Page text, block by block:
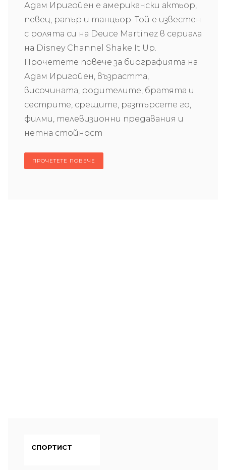
Адам Иригойен е американски актьор,
певец, рапър и танцьор. Той е известен
с ролята си на Deuce Martinez в сериала
на Disney Channel Shake It Up.
Прочетете повече за биографията на
Адам Иригойен, възрастта,
височината, родителите, братята и
сестрите, срещите, разтърсете го,
филми, телевизионни предавания и
нетна стойност
ПРОЧЕТЕТЕ ПОВЕЧЕ
СПОРТИСТ